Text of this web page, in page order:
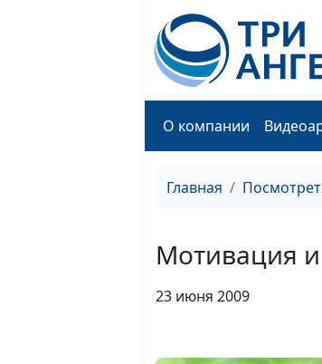
О компании
Главная
Мотивация
23 июня 2009